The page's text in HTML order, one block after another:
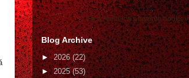
Gică Andreica's favorite books »
Blog Archive
►2026(22)
►2025(53)